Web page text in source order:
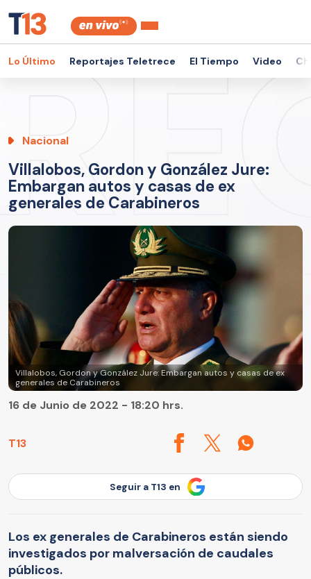
Lo Último Reportajes Teletrece El Tiempo Video
Nacional
Villalobos, Gordon y González Jure:
Embargan autos y casas de ex
generales de Carabineros
Villalobos, Gordon y González Jure: Embargan autos y casas de ex
generales de Carabineros
T13
16 de Junio de 2022 - 18:20 hrs.
Seguir a T13 en
Los ex generales de Carabineros están siendo
investigados por malversación de caudales
públicos.